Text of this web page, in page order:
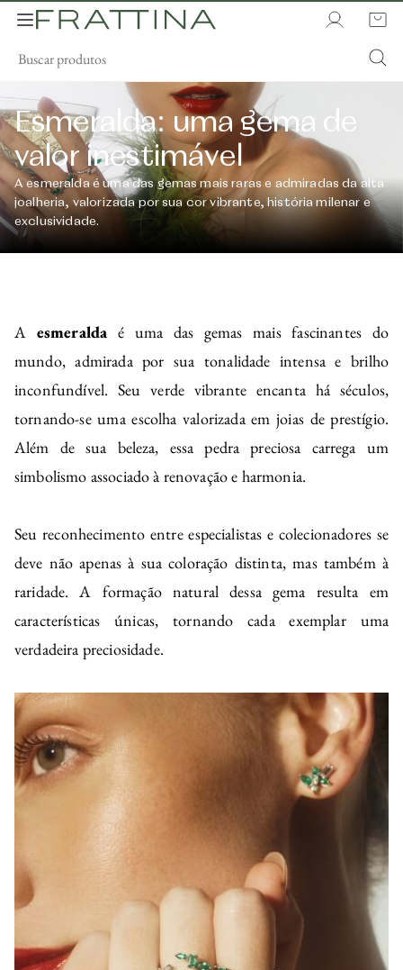
Esmeralda: uma gema de
valor inestimável
A esmeralda é uma das gemas mais raras e admiradas da alta
joalheria, valorizada por sua cor vibrante, história milenar e
exclusividade.
A esmeralda é uma das gemas mais fascinantes do
mundo, admirada por sua tonalidade intensa e brilho
inconfundível. Seu verde vibrante encanta há séculos,
tornando-se uma escolha valorizada em joias de prestígio.
Além de sua beleza, essa pedra preciosa carrega um
simbolismo associado à renovação e harmonia.
Seu reconhecimento entre especialistas e colecionadores se
deve não apenas à sua coloração distinta, mas também à
raridade. A formação natural dessa gema resulta em
características únicas, tornando cada exemplar uma
verdadeira preciosidade.